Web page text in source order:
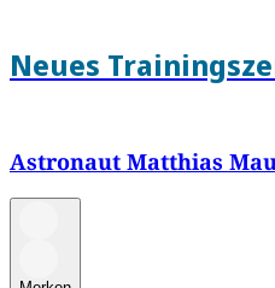
Neues
Astronaut Matthias